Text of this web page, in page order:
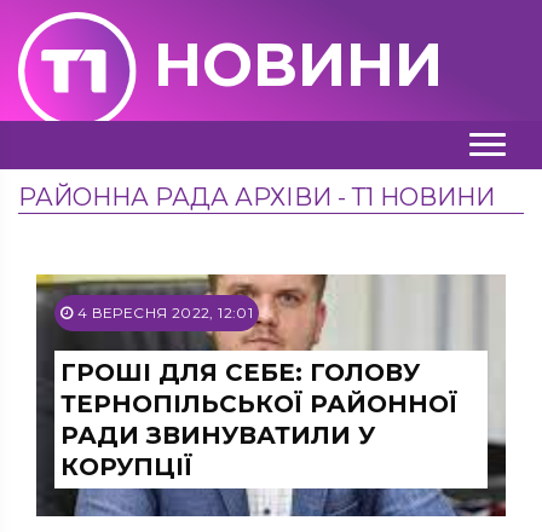
НОВИНИ
РАЙОННА РАДА АРХІВИ - Т1 НОВИНИ
4 ВЕРЕСНЯ 2022, 12:01
ГРОШІ ДЛЯ СЕБЕ: ГОЛОВУ
ТЕРНОПІЛЬСЬКОЇ РАЙОННОЇ
РАДИ ЗВИНУВАТИЛИ У
КОРУПЦІЇ